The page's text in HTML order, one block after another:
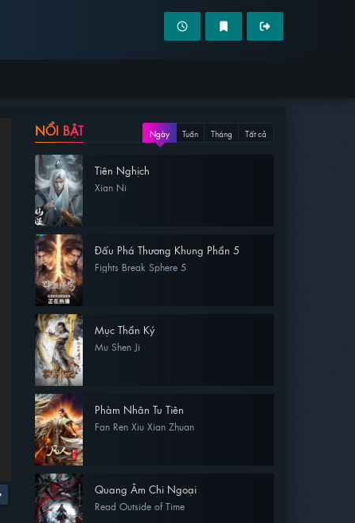
NỔI BẬT Ngày Tuần Tháng Tất cả
Tiên Nghịch
Xian Ni
Đấu Phá Thương Khung Phần 5
Fights Break Sphere 5
Mục Thần Ký
Mu Shen Ji
Phàm Nhân Tu Tiên
Fan Ren Xiu Xian Zhuan
Quang Âm Chi Ngoại
Read Outside of Time